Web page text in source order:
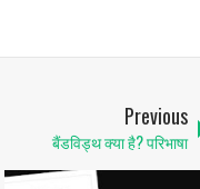
Previous
बैंडविड्थ क्या है? परिभाषा